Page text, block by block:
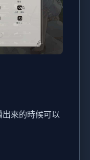
來的時候可以